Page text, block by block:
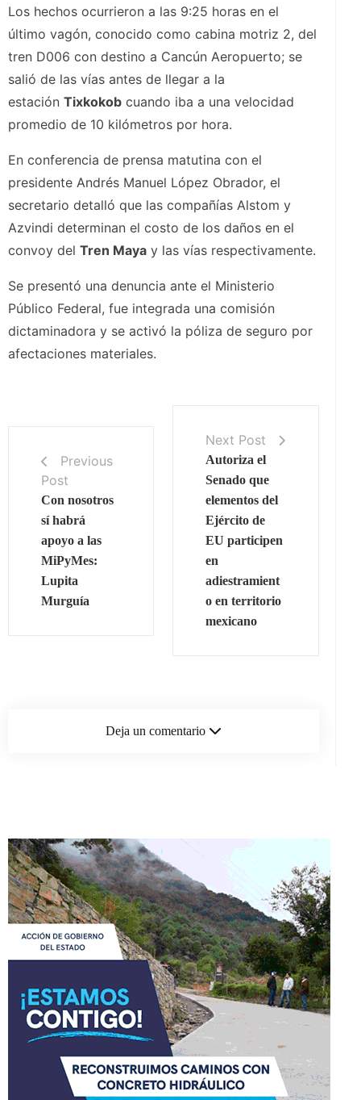
Los hechos ocurrieron a las 9:25 horas en el
último vagón, conocido como cabina motriz 2, del
tren D006 con destino a Cancún Aeropuerto; se
salió de las vías antes de llegar a la
estación Tixkokob cuando iba a una velocidad
promedio de 10 kilómetros por hora.
En conferencia de prensa matutina con el
presidente Andrés Manuel López Obrador, el
secretario detalló que las compañías Alstom y
Azvindi determinan el costo de los daños en el
convoy del Tren Maya y las vías respectivamente.
Se presentó una denuncia ante el Ministerio
Público Federal, fue integrada una comisión
dictaminadora y se activó la póliza de seguro por
afectaciones materiales.
Previous
Post
Con nosotros
sí habrá
apoyo a las
MiPyMes:
Lupita
Murguía
Next Post
Autoriza el
Senado que
elementos del
Ejército de
EU participen
en
adiestramient
o en territorio
mexicano
Deja un comentario